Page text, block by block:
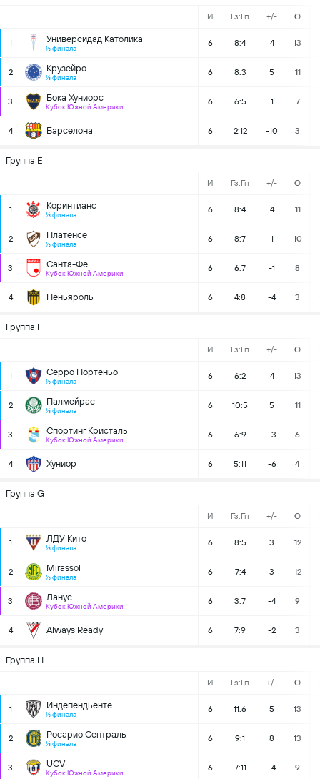
И Гз:Гп +/- О
1 Универсидад Католика
⅛ финала
6 8:4 4 13
2 Крузейро
⅛ финала
6 8:3 5 11
3 Бока Хуниорс
Кубок Южной Америки
6 6:5 1 7
4 Барселона 6 2:12 -10 3
Группа E
И Гз:Гп +/- О
1 Коринтианс
⅛ финала
6 8:4 4 11
2 Платенсе
⅛ финала
6 8:7 1 10
3 Санта-Фе
Кубок Южной Америки
6 6:7 -1 8
4 Пеньяроль 6 4:8 -4 3
Группа F
И Гз:Гп +/- О
1 Серро Портеньо
⅛ финала
6 6:2 4 13
2 Палмейрас
⅛ финала
6 10:5 5 11
3 Спортинг Кристаль
Кубок Южной Америки
6 6:9 -3 6
4 Хуниор 6 5:11 -6 4
Группа G
И Гз:Гп +/- О
1 ЛДУ Кито
⅛ финала
6 8:5 3 12
2 Mirassol
⅛ финала
6 7:4 3 12
3 Ланус
Кубок Южной Америки
6 3:7 -4 9
4 Always Ready 6 7:9 -2 3
Группа H
И Гз:Гп +/- О
1 Индепендьенте
⅛ финала
6 11:6 5 13
2 Росарио Сентраль
⅛ финала
6 9:1 8 13
3 UCV
Кубок Южной Америки
6 7:11 -4 9